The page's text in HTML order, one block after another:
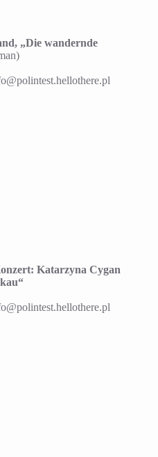
„Die wandernde
Katarzyna Cygan